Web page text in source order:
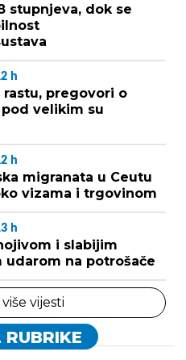
stupnjeva, dok se
h
pregovori o
velikim su
h
migranata u Ceutu
vizama i trgovinom
h
i slabijim
na potrošače
vijesti
RUBRIKE